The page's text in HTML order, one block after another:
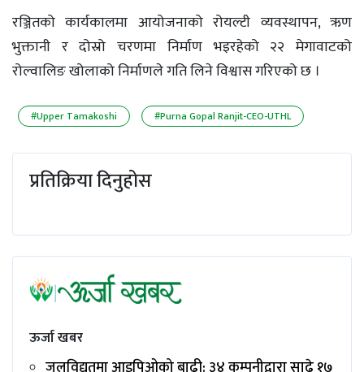
रञ्जितको कार्यकालमा आयोजनाको रोयल्टी व्यवस्थापन, ऋण
भुक्तानी र दोस्रो चरणमा निर्माण भइरहेको २२ मेगावाटको
रोल्वालिङ खोलाको निर्माणले गति लिने विश्वास गरिएको छ ।
#Upper Tamakoshi #Purna Gopal Ranjit-CEO-UTHL
प्रतिक्रिया दिनुहोस
ऊर्जा खबर